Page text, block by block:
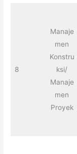
8
Manaje
men
Konstru
ksi/
Manaje
men
Proyek